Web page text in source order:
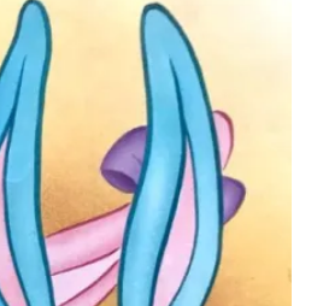
favorit